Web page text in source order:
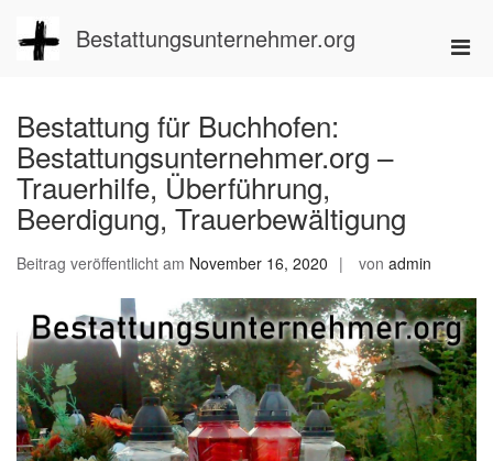
Inhalt
springen
Bestattungsunternehmer.org
Bestattung für Buchhofen:
Bestattungsunternehmer.org –
Trauerhilfe, Überführung,
Beerdigung, Trauerbewältigung
Beitrag veröffentlicht am November 16, 2020 von admin